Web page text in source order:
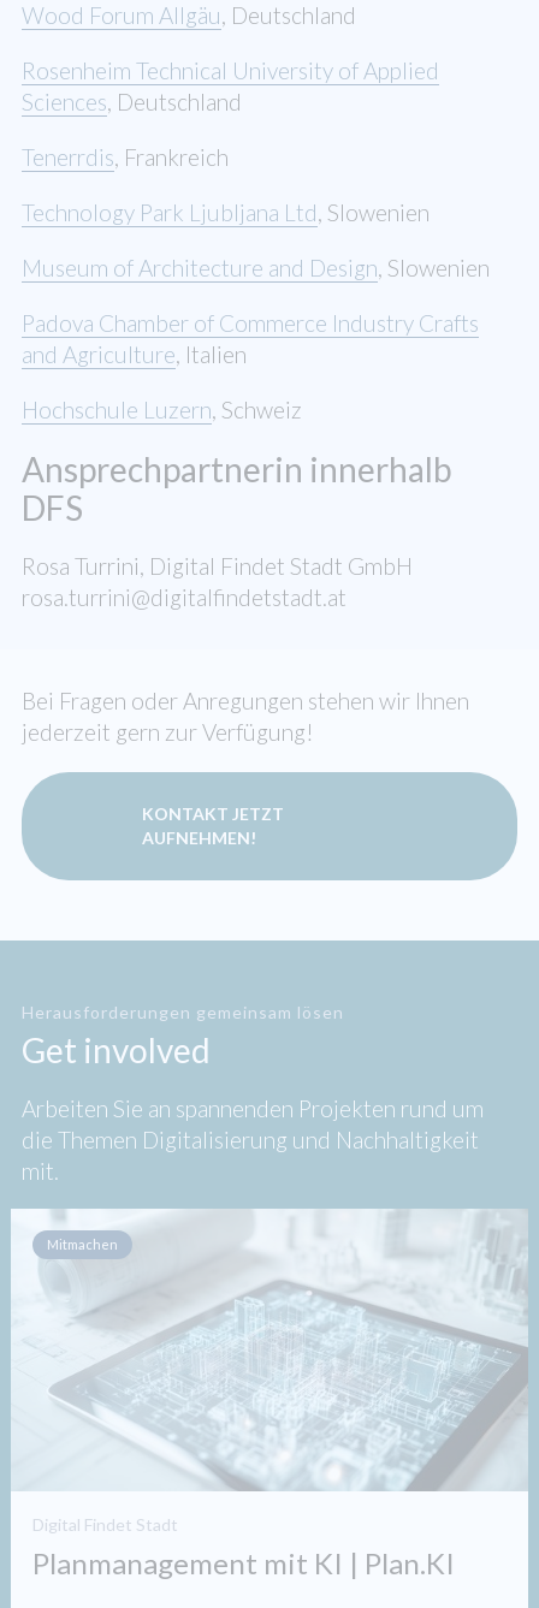
Wood Forum Allgäu, Deutschland
Rosenheim Technical University of Applied
Sciences, Deutschland
Tenerrdis, Frankreich
Technology Park Ljubljana Ltd, Slowenien
Museum of Architecture and Design, Slowenien
Padova Chamber of Commerce Industry Crafts
and Agriculture, Italien
Hochschule Luzern, Schweiz
Ansprechpartnerin innerhalb
DFS
Rosa Turrini, Digital Findet Stadt GmbH
rosa.turrini@digitalfindetstadt.at
Bei Fragen oder Anregungen stehen wir Ihnen
jederzeit gern zur Verfügung!
KONTAKT JETZT
AUFNEHMEN!
Herausforderungen gemeinsam lösen
Get involved
Arbeiten Sie an spannenden Projekten rund um
die Themen Digitalisierung und Nachhaltigkeit
mit.
Mitmachen
Digital Findet Stadt
Planmanagement mit KI | Plan.KI